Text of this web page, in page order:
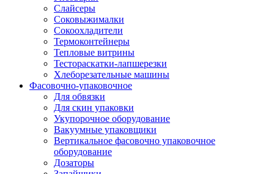
Слайсеры
Соковыжималки
Сокоохладители
Термоконтейнеры
Тепловые витрины
Тестораскатки-лапшерезки
Хлеборезательные машины
Фасовочно-упаковочное
Для обвязки
Для скин упаковки
Укупорочное оборудование
Вакуумные упаковщики
Вертикальное фасовочно упаковочное
оборудование
Дозаторы